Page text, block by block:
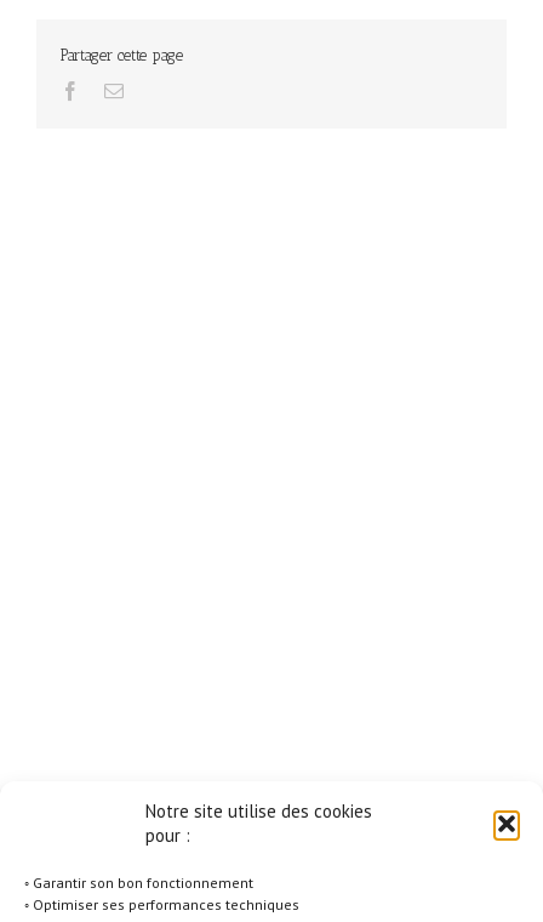
Notre site utilise des cookies
pour :
◦ Garantir son bon fonctionnement
◦ Optimiser ses performances techniques
Partager cette page